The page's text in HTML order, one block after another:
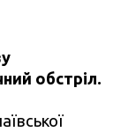
обстріл.